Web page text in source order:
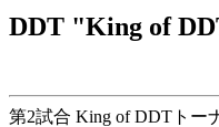
DDT "King of
第2試合 King of DDTトー